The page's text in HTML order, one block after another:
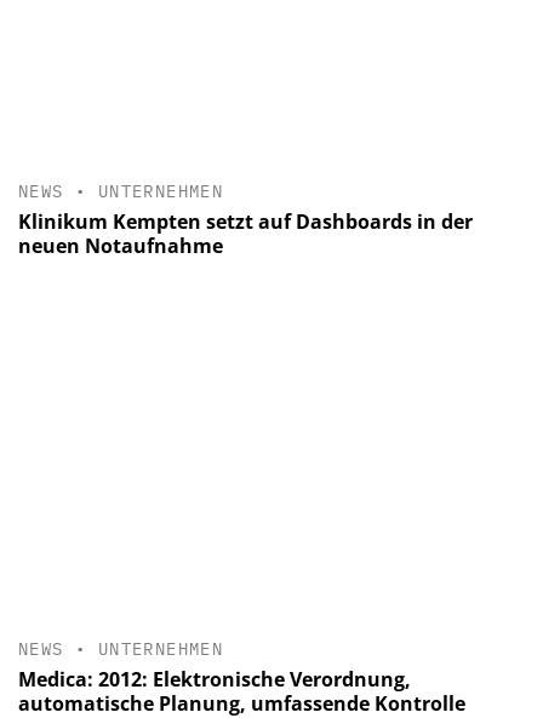
NEWS • UNTERNEHMEN
Klinikum Kempten setzt auf Dashboards in der
neuen Notaufnahme
NEWS • UNTERNEHMEN
Medica: 2012: Elektronische Verordnung,
automatische Planung, umfassende Kontrolle